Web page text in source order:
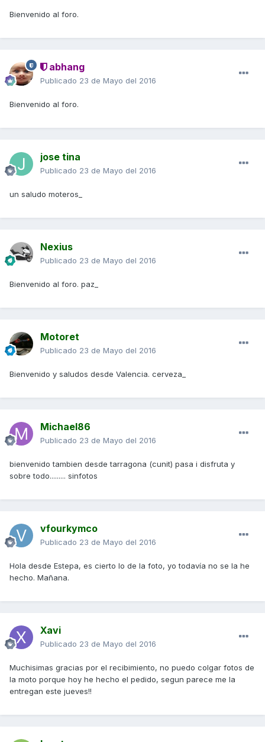
Bienvenido al foro.
abhang
Publicado 23 de Mayo del 2016
Bienvenido al foro.
jose tina
Publicado 23 de Mayo del 2016
un saludo moteros_
Nexius
Publicado 23 de Mayo del 2016
Bienvenido al foro. paz_
Motoret
Publicado 23 de Mayo del 2016
Bienvenido y saludos desde Valencia. cerveza_
Michael86
Publicado 23 de Mayo del 2016
bienvenido tambien desde tarragona (cunit) pasa i disfruta y
sobre todo......... sinfotos
vfourkymco
Publicado 23 de Mayo del 2016
Hola desde Estepa, es cierto lo de la foto, yo todavía no se la he
hecho. Mañana.
Xavi
Publicado 23 de Mayo del 2016
Muchisimas gracias por el recibimiento, no puedo colgar fotos de
la moto porque hoy he hecho el pedido, segun parece me la
entregan este jueves!!